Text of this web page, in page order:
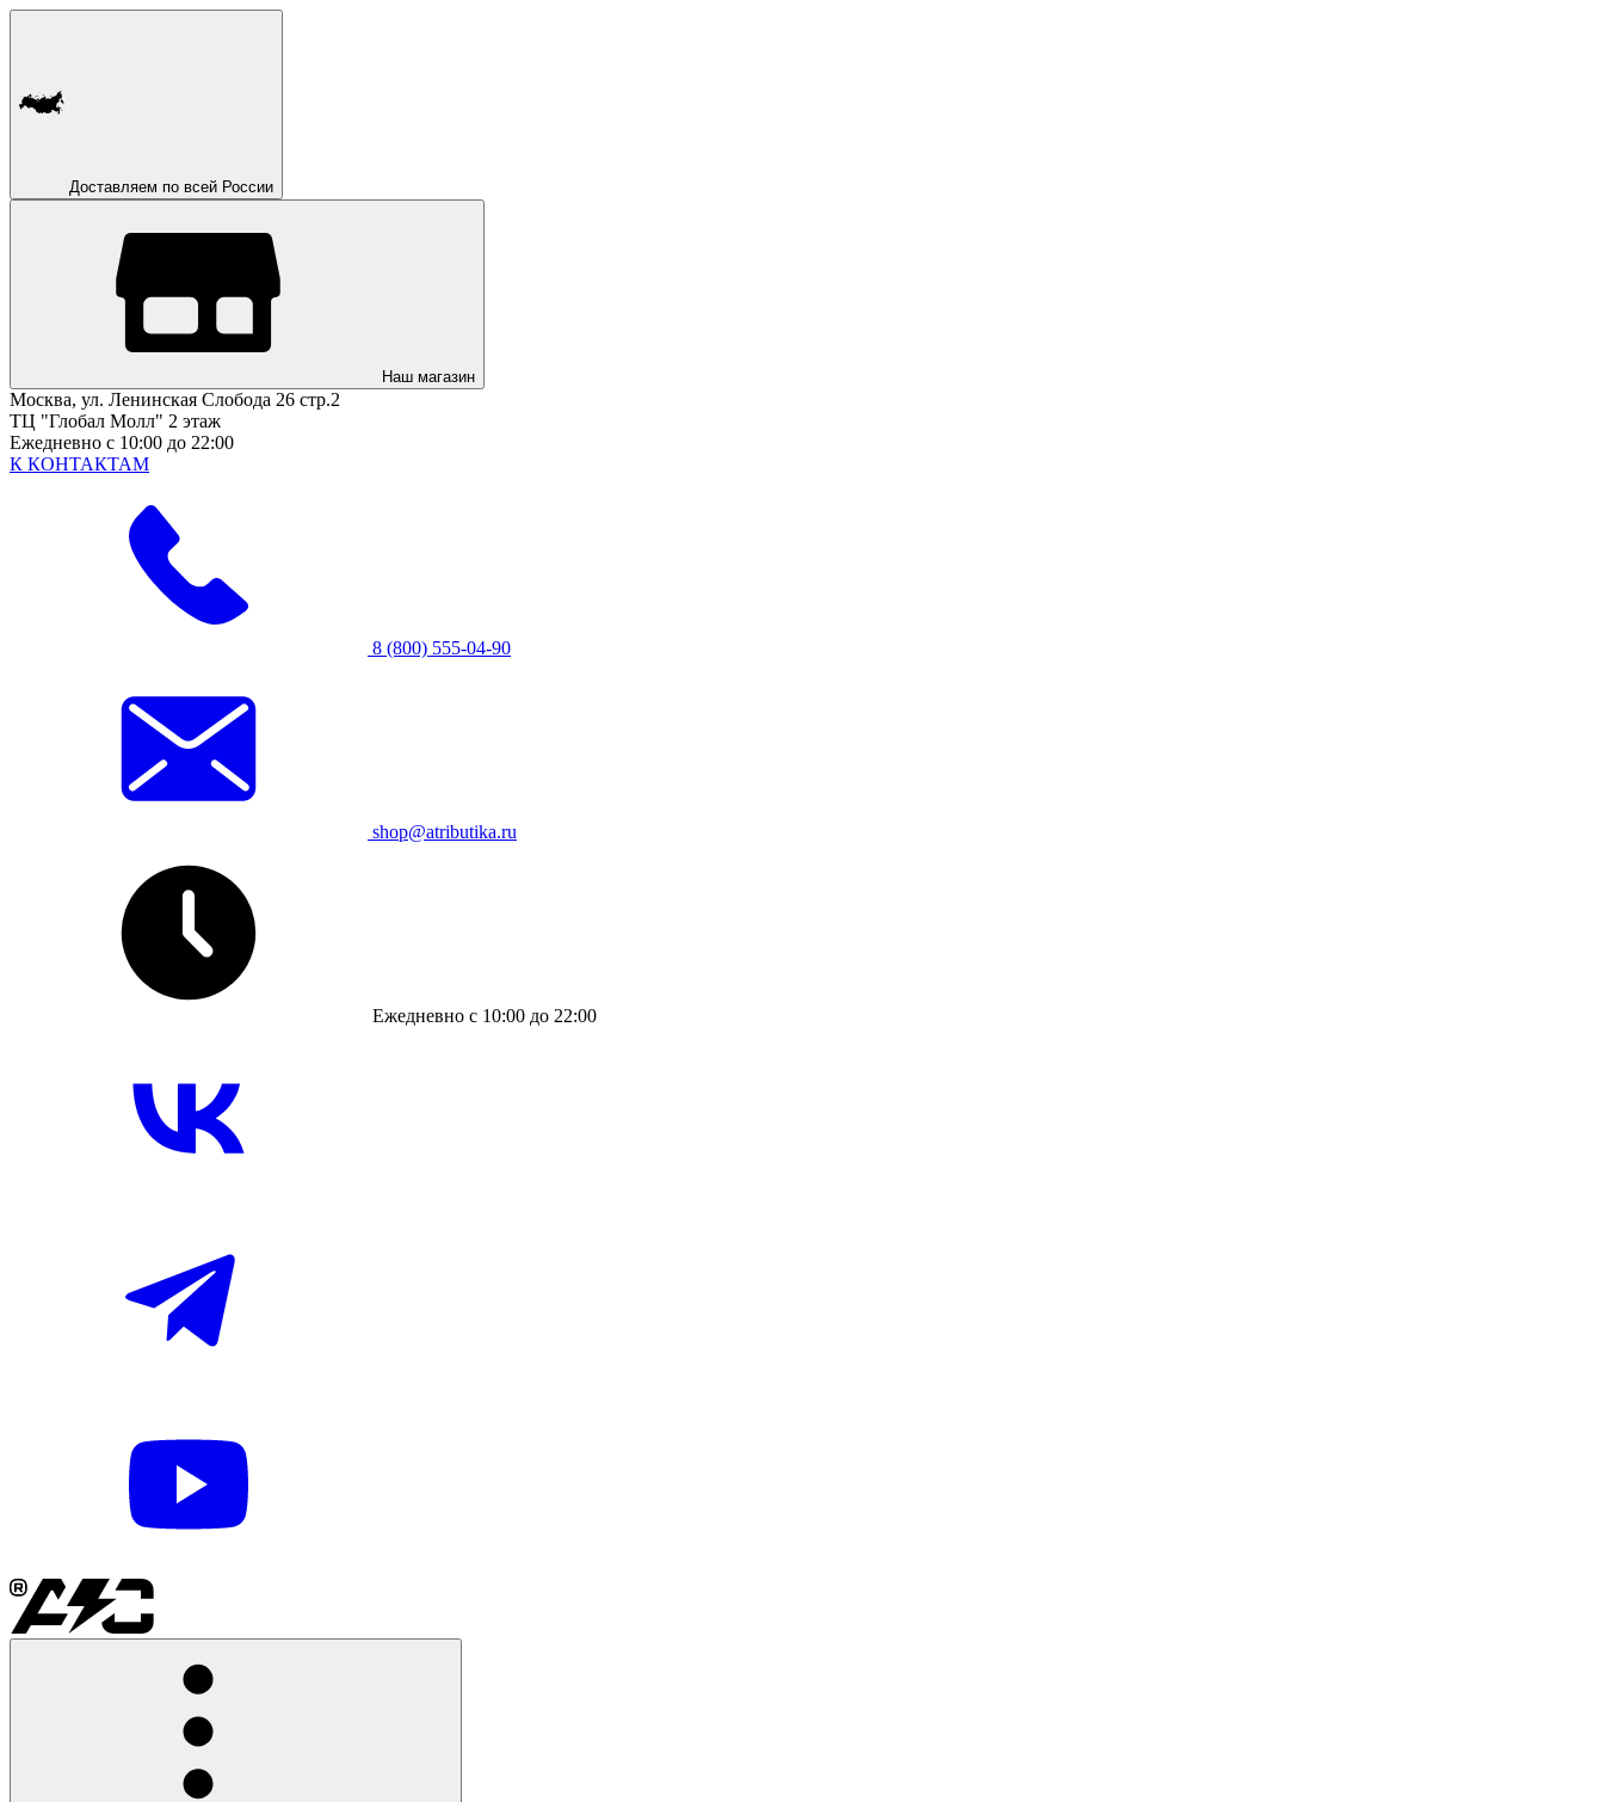
Доставляем по всей России
Наш магазин
Москва, ул. Ленинская Слобода 26 стр.2
ТЦ "Глобал Молл" 2 этаж
Ежедневно с 10:00 до 22:00
К КОНТАКТАМ
8 (800) 555-04-90
shop@atributika.ru
Ежедневно с 10:00 до 22:00